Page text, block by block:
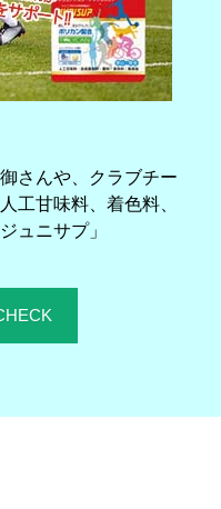
さんや、クラブチー
工甘味料、着色料、
ュニサプ」